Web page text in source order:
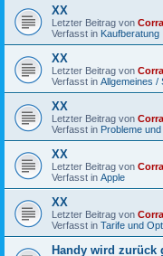
XX
Letzter Beitrag von
Verfasst in Kaufberatung
XX
Letzter Beitrag von
Verfasst in Allgemeines /
XX
Letzter Beitrag von
Verfasst in Probleme und
XX
Letzter Beitrag von
Verfasst in Apple
XX
Letzter Beitrag von
Verfasst in Tarife und
Handy wird zurück